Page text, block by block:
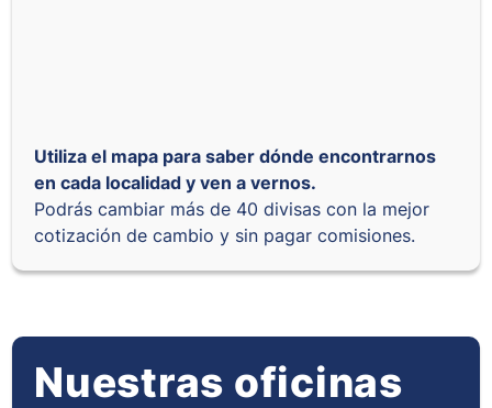
Utiliza el mapa para saber dónde encontrarnos
en cada localidad y ven a vernos.
Podrás cambiar más de 40 divisas con la mejor
cotización de cambio y sin pagar comisiones.
Nuestras oficinas